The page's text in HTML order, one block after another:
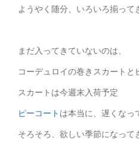
ようやく随分、いろいろ揃って
まだ入ってきていないのは、
コーデュロイの巻きスカートと
スカートは今週末入荷予定
ピーコート は本当に、遅くなっ
そろそろ、欲しい季節になって